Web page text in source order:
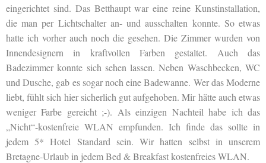
eingerichtet sind. Das Betthaupt war eine reine Kunstinstallation,
die man per Lichtschalter an- und ausschalten konnte. So etwas
hatte ich vorher auch noch die gesehen. Die Zimmer wurden von
Innendesignern in kraftvollen Farben gestaltet. Auch das
Badezimmer konnte sich sehen lassen. Neben Waschbecken, WC
und Dusche, gab es sogar noch eine Badewanne. Wer das Moderne
liebt, fühlt sich hier sicherlich gut aufgehoben. Mir hätte auch etwas
weniger Farbe gereicht ;-). Als einzigen Nachteil habe ich das
„Nicht“-kostenfreie WLAN empfunden. Ich finde das sollte in
jedem 5* Hotel Standard sein. Wir hatten selbst in unserem
Bretagne-Urlaub in jedem Bed & Breakfast kostenfreies WLAN.